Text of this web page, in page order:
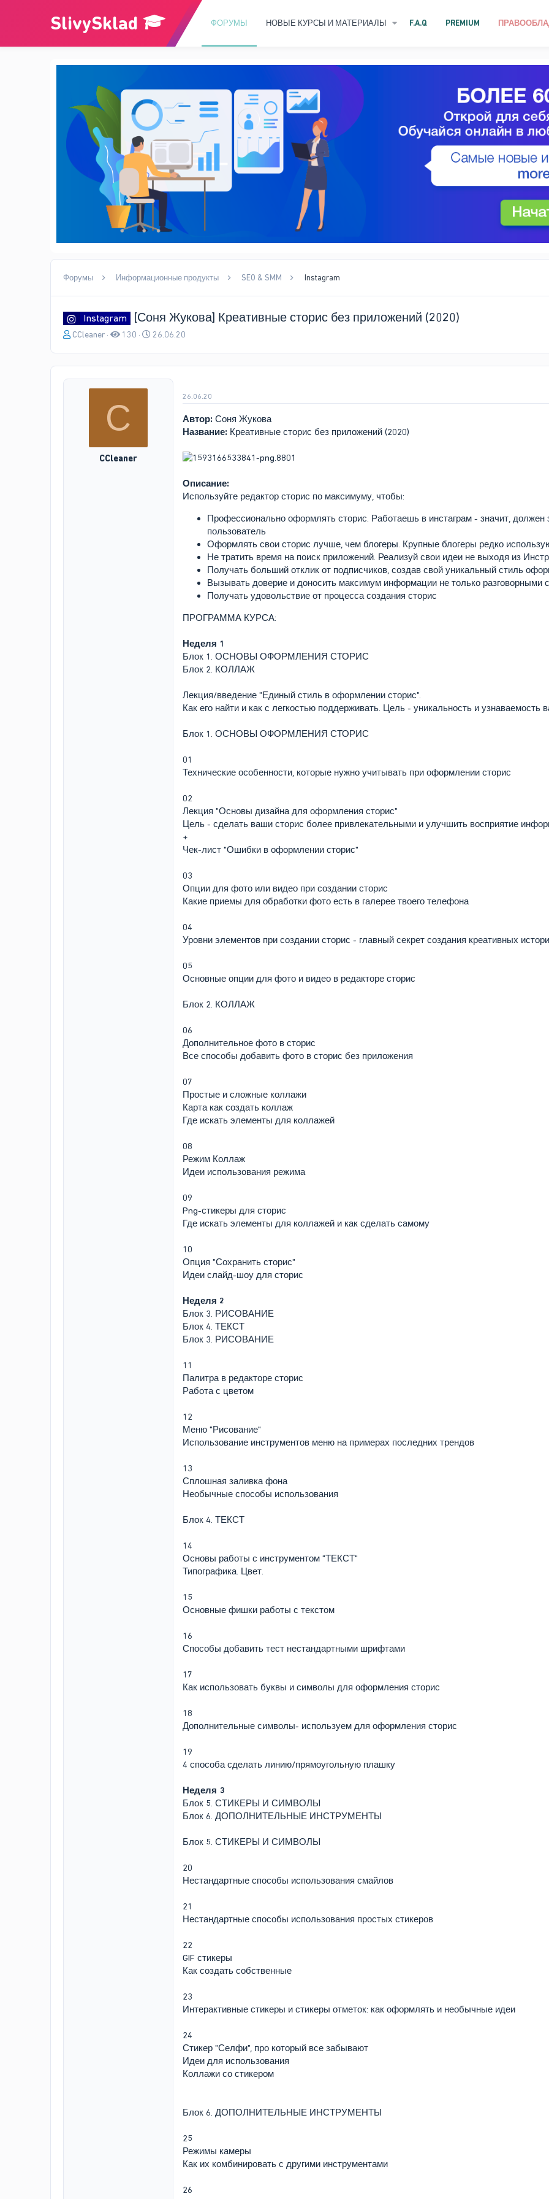
ФОРУМЫ НОВЫЕ КУРСЫ И МАТЕРИАЛЫ F.A.Q PREMIUM
Форумы Информационные продукты SEO & SMM Instagram
Instagram [Соня Жукова] Креативные сторис без приложений (2020)
А
о
р
CCleaner 130
Д
а
н
26.06.20
C
CCleaner
26.06.20
Автор: Соня Жукова
Название: Креативные сторис без приложений (2020)
Описание:
Используйте редактор сторис по максимуму, чтобы:
Профессионально оформлять сторис. Работаешь в инстаграм - значит,
пользователь
Оформлять свои сторис лучше, чем блогеры. Крупные блогеры редко
Не тратить время на поиск приложений. Реализуй свои идеи не выходя из
Получать больший отклик от подписчиков, создав свой уникальный стиль
Вызывать доверие и доносить максимум информации не только разговорными
Получать удовольствие от процесса создания сторис
ПРОГРАММА КУРСА:
Неделя 1
Блок 1. ОСНОВЫ ОФОРМЛЕНИЯ СТОРИС
Блок 2. КОЛЛАЖ
Лекция/введение "Единый стиль в оформлении сторис".
Как его найти и как с легкостью поддерживать. Цель - уникальность и узнаваемость
Блок 1. ОСНОВЫ ОФОРМЛЕНИЯ СТОРИС
01
Технические особенности, которые нужно учитывать при оформлении сторис
02
Лекция "Основы дизайна для оформления сторис"
Цель - сделать ваши сторис более привлекательными и улучшить восприятие
+
Чек-лист "Ошибки в оформлении сторис"
03
Опции для фото или видео при создании сторис
Какие приемы для обработки фото есть в галерее твоего телефона
04
Уровни элементов при создании сторис - главный секрет создания креативных
05
Основные опции для фото и видео в редакторе сторис
Блок 2. КОЛЛАЖ
06
Дополнительное фото в сторис
Все способы добавить фото в сторис без приложения
07
Простые и сложные коллажи
Карта как создать коллаж
Где искать элементы для коллажей
08
Режим Коллаж
Идеи использования режима
09
Png-стикеры для сторис
Где искать элементы для коллажей и как сделать самому
10
Опция "Сохранить сторис"
Идеи слайд-шоу для сторис
Неделя 2
Блок 3. РИСОВАНИЕ
Блок 4. ТЕКСТ
Блок 3. РИСОВАНИЕ
11
Палитра в редакторе сторис
Работа с цветом
12
Меню "Рисование"
Использование инструментов меню на примерах последних трендов
13
Сплошная заливка фона
Необычные способы использования
Блок 4. ТЕКСТ
14
Основы работы с инструментом "ТЕКСТ"
Типографика. Цвет.
15
Основные фишки работы с текстом
16
Способы добавить тест нестандартными шрифтами
17
Как использовать буквы и символы для оформления сторис
18
Дополнительные символы- используем для оформления сторис
19
4 способа сделать линию/прямоугольную плашку
Неделя 3
Блок 5. СТИКЕРЫ И СИМВОЛЫ
Блок 6. ДОПОЛНИТЕЛЬНЫЕ ИНСТРУМЕНТЫ
Блок 5. СТИКЕРЫ И СИМВОЛЫ
20
Нестандартные способы использования смайлов
21
Нестандартные способы использования простых стикеров
22
GIF стикеры
Как создать собственные
23
Интерактивные стикеры и стикеры отметок: как оформлять и необычные идеи
24
Стикер "Селфи", про который все забывают
Идеи для использования
Коллажи со стикером
Блок 6. ДОПОЛНИТЕЛЬНЫЕ ИНСТРУМЕНТЫ
25
Режимы камеры
Как их комбинировать с другими инструментами
26